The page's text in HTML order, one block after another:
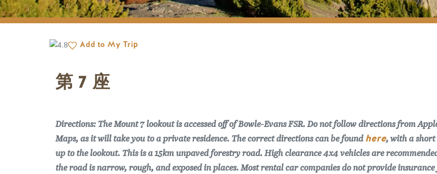
Add to My Trip
第 7 座
Directions: The Mount 7 lookout is accessed off of Bowle-Evans FSR. Do not follow directions from
Maps, as it will take you to a private residence. The correct directions can be foundhere, with a
up to the lookout. This is a 15km unpaved forestry road. High clearance 4x4 vehicles are
the road is narrow, rough, and exposed in places. Most rental car companies do not provide